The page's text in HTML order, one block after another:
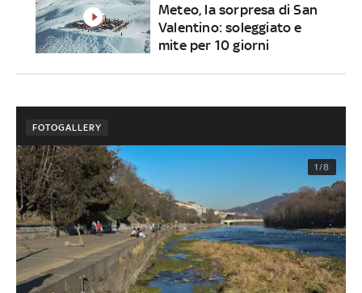
Meteo, la sorpresa di San
Valentino: soleggiato e
mite per 10 giorni
FOTOGALLERY
1/8